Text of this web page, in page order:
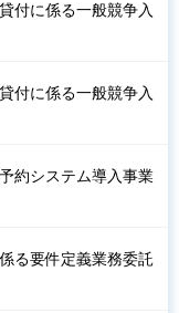
付に係る一般競争入
付に係る一般競争入
約システム導入事業
る要件定義業務委託